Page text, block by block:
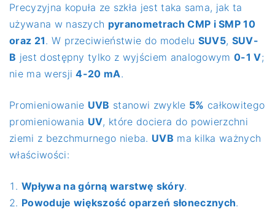
Precyzyjna kopuła ze szkła jest taka sama, jak ta
używana w naszych pyranometrach CMP i SMP 10
oraz 21. W przeciwieństwie do modelu SUV5, SUV-
B jest dostępny tylko z wyjściem analogowym0-1 V;
nie ma wersji4-20 mA.
Promieniowanie UVB stanowi zwykle 5% całkowitego
promieniowania UV, które dociera do powierzchni
ziemi z bezchmurnego nieba. UVB ma kilka ważnych
właściwości:
Wpływa na górną warstwę skóry.
Powoduje większość oparzeń słonecznych.